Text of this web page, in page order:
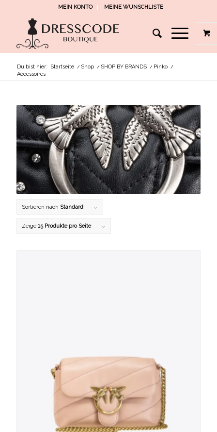
MEIN KONTO MEINE WUNSCHLISTE
Du bist hier: Startseite / Shop / SHOP BY BRANDS / Pinko /
Accessoires
Sortieren nach Standard
Zeige 15 Produkte pro Seite